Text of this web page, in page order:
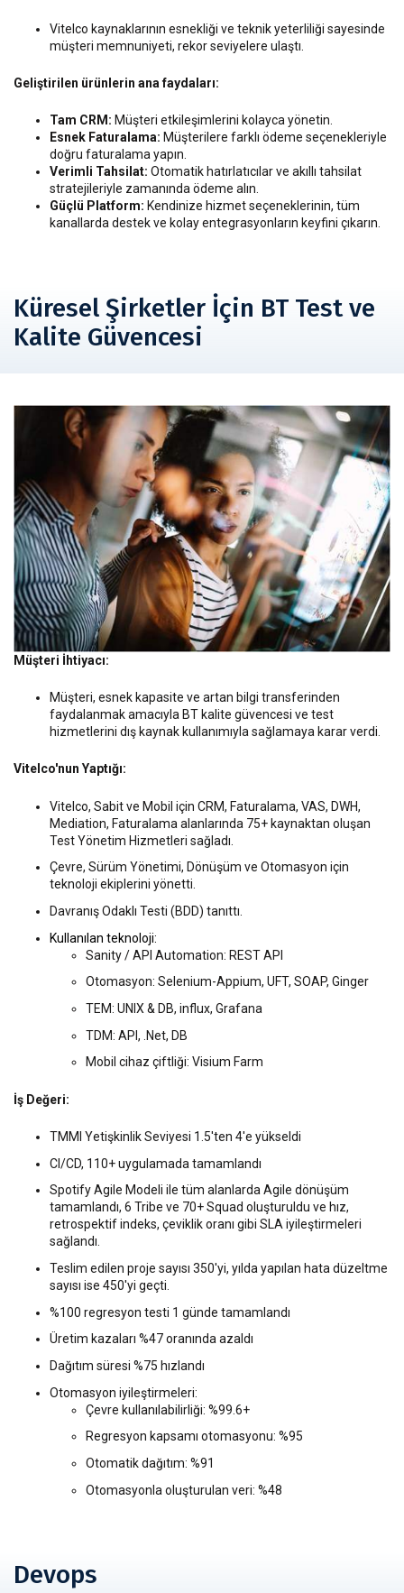
Vitelco kaynaklarının esnekliği ve teknik yeterliliği sayesinde
müşteri memnuniyeti, rekor seviyelere ulaştı.
Geliştirilen ürünlerin ana faydaları:
Tam CRM: Müşteri etkileşimlerini kolayca yönetin.
Esnek Faturalama: Müşterilere farklı ödeme seçenekleriyle
doğru faturalama yapın.
Verimli Tahsilat: Otomatik hatırlatıcılar ve akıllı tahsilat
stratejileriyle zamanında ödeme alın.
Güçlü Platform: Kendinize hizmet seçeneklerinin, tüm
kanallarda destek ve kolay entegrasyonların keyfini çıkarın.
Küresel Şirketler İçin BT Test ve
Kalite Güvencesi
Müşteri İhtiyacı:
Müşteri, esnek kapasite ve artan bilgi transferinden
faydalanmak amacıyla BT kalite güvencesi ve test
hizmetlerini dış kaynak kullanımıyla sağlamaya karar verdi.
Vitelco'nun Yaptığı:
Vitelco, Sabit ve Mobil için CRM, Faturalama, VAS, DWH,
Mediation, Faturalama alanlarında 75+ kaynaktan oluşan
Test Yönetim Hizmetleri sağladı.
Çevre, Sürüm Yönetimi, Dönüşüm ve Otomasyon için
teknoloji ekiplerini yönetti.
Davranış Odaklı Testi (BDD) tanıttı.
Kullanılan teknoloji:
Sanity / API Automation: REST API
Otomasyon: Selenium-Appium, UFT, SOAP, Ginger
TEM: UNIX & DB, influx, Grafana
TDM: API, .Net, DB
Mobil cihaz çiftliği: Visium Farm
İş Değeri:
TMMI Yetişkinlik Seviyesi 1.5'ten 4'e yükseldi
CI/CD, 110+ uygulamada tamamlandı
Spotify Agile Modeli ile tüm alanlarda Agile dönüşüm
tamamlandı, 6 Tribe ve 70+ Squad oluşturuldu ve hız,
retrospektif indeks, çeviklik oranı gibi SLA iyileştirmeleri
sağlandı.
Teslim edilen proje sayısı 350'yi, yılda yapılan hata düzeltme
sayısı ise 450'yi geçti.
%100 regresyon testi 1 günde tamamlandı
Üretim kazaları %47 oranında azaldı
Dağıtım süresi %75 hızlandı
Otomasyon iyileştirmeleri:
Çevre kullanılabilirliği: %99.6+
Regresyon kapsamı otomasyonu: %95
Otomatik dağıtım: %91
Otomasyonla oluşturulan veri: %48
Devops